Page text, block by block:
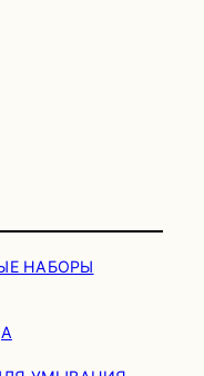
НАБОРЫ